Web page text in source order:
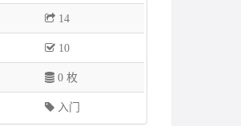
14
10
0 枚
入门